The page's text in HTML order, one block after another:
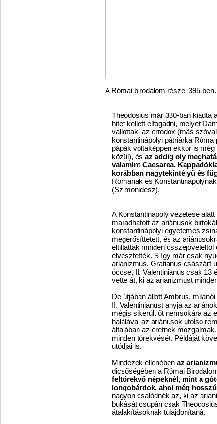
A Római birodalom részei 395-ben.
Theodosius már 380-ban kiadta
hitet kellett elfogadni, melyet
vallottak; az ortodox (más
konstantinápolyi pátriárka
pápák voltaképpen ekkor is
közül), és az addig oly
valamint Caesarea,
korábban nagytekintélyű és
Rómának és
(Szimonidesz).
A Konstantinápoly vezetése
maradhatott az ariánusok
konstantinápolyi egyetemes
megerősíttetett, és az
eltiltattak minden
elvesztették. S így már csak
arianizmus. Gratianus császárt
öccse, II. Valentinianus csak 13
vette át, ki az arianizmust
De útjában állott Ambrus,
II. Valentinianust anyja az
mégis sikerült őt nemsokára az
halálával az ariánusok utolsó
általában az eretnek
minden törekvését. Példáját
utódjai is.
Mindezek ellenében az
dicsőségében a Római
feltörekvő népeknél, mint a
longobárdok, ahol még
nagyon csalódnék az, ki az
bukását csupán csak
átalakításoknak tulajdonítaná.